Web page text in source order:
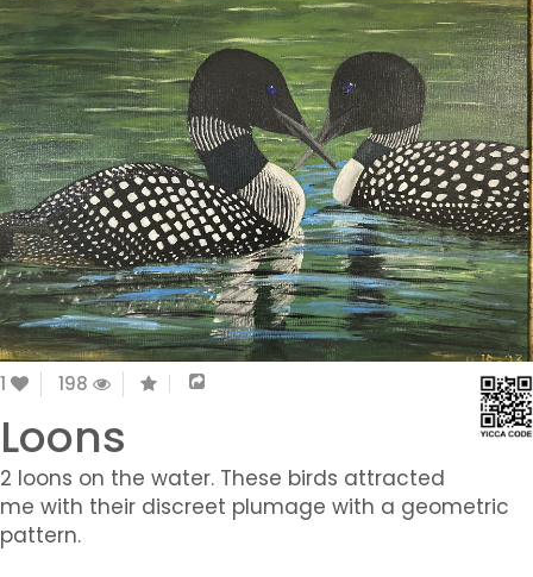
1 198
Loons
2 loons on the water. These birds attracted
me with their discreet plumage with a geometric
pattern.